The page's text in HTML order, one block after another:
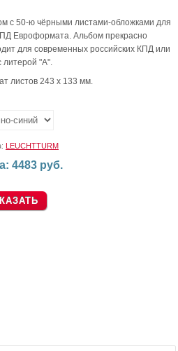
с 50-ю чёрными листами-обложками для
Евроформата. Альбом прекрасно
для современных российских КПД или
литерой "А".
листов 243 х 133 мм.
LEUCHTTURM
4483 руб.